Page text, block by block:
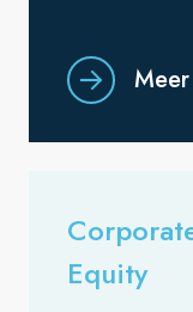
Equity